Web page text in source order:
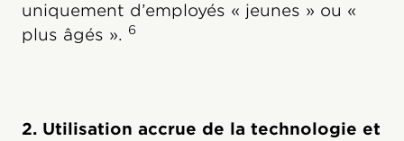
uniquement d’employés « jeunes » ou «
plus âgés ». 6
2. Utilisation accrue de la technologie et